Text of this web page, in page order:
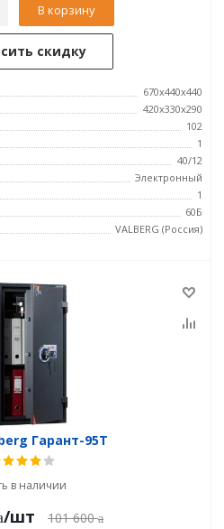
В корзину
скидку
670x440x440
420х330х290
102
1
40/12
Электронный
1
60Б
VALBERG (Россия)
Гарант-95T
в наличии
/шт 101 600